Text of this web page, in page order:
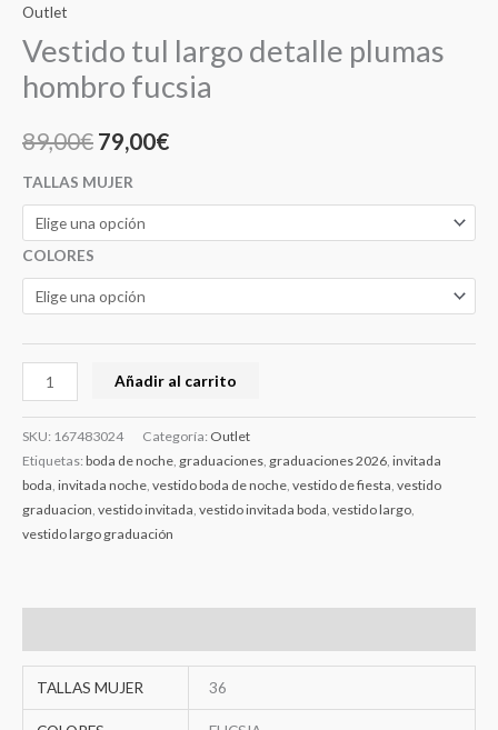
Outlet
Vestido tul largo detalle plumas
hombro fucsia
89,00€ 79,00€
TALLAS MUJER
COLORES
Añadir al carrito
SKU: 167483024 Categoría: Outlet
Etiquetas: boda de noche, graduaciones, graduaciones 2026, invitada
boda, invitada noche, vestido boda de noche, vestido de fiesta, vestido
graduacion, vestido invitada, vestido invitada boda, vestido largo,
vestido largo graduación
TALLAS MUJER 36